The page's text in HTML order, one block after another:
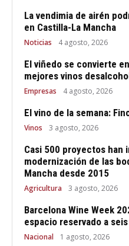
La vendimia de airén
en Castilla-La Mancha
Noticias 4 agosto, 2026
El viñedo se convierte
mejores vinos
Empresas 4 agosto, 2026
El vino de la semana:
Vinos 3 agosto, 2026
Casi 500 proyectos han
modernización de las
Mancha desde 2015
Agricultura 3 agosto, 2026
Barcelona Wine Week
espacio reservado a
Nacional 1 agosto, 2026